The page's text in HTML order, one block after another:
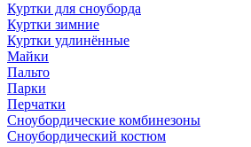
Куртки для сноуборда
Куртки зимние
Куртки удлинённые
Майки
Пальто
Парки
Перчатки
Сноубордические комбинезоны
Сноубордический костюм